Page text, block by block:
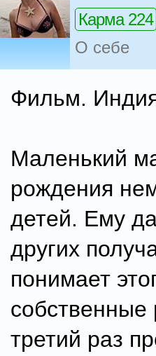
Карма 224
О себе
Фильм.
Маленький
рождения
детей. Ему
других
понимает
третий раз